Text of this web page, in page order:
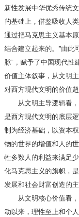
新性发展中华优秀传统
的基础上，借鉴吸收人
通过把马克思主义基本
结合建立起来的。”由此
脉”，赋予了中国现代性
价值主体叙事，从文明
对西方现代文明的价值超
从文明主导逻辑看，
是西方现代文明的底层
制为经济基础，以资本
物的世界的增值和人的
牲多数人的利益来满足
化马克思主义的旗帜，
发展和社会财富创造的
从文明核心价值看，
动以来，理性至上和个